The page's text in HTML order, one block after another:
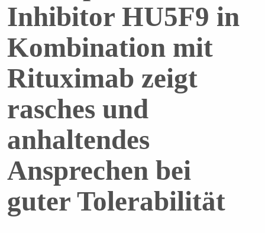
Inhibitor HU5F9 in
Kombination mit
Rituximab zeigt
rasches und
anhaltendes
Ansprechen bei
guter Tolerabilität